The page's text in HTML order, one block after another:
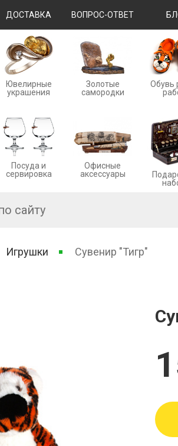
ДОСТАВКА ВОПРОС-ОТВЕТ
Ювелирные
украшения
Золотые
cамородки
Обувь
Посуда и
сервировка
Офисные
аксессуары
Игрушки Сувенир "Тигр"